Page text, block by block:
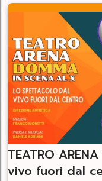
TEATRO
vivo fuori dal